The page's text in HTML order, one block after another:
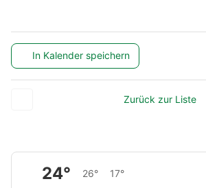
In Kalender speichern
Zurück zur Liste
24° 26° 17°